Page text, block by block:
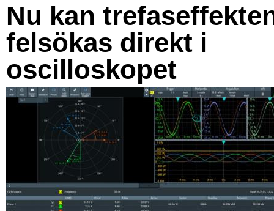
Nu kan
felsökas direkt i
oscilloskopet